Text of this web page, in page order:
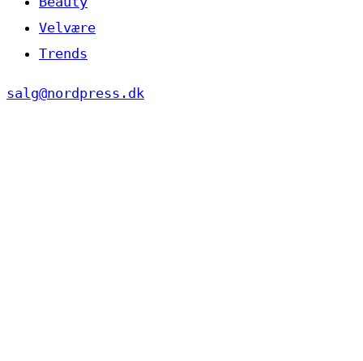
Velvære
Trends
salg@nordpress.dk